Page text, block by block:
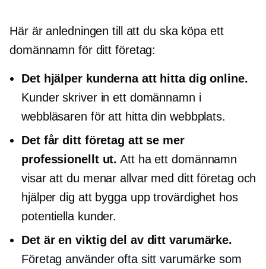
Här är anledningen till att du ska köpa ett
domännamn för ditt företag:
Det hjälper kunderna att hitta dig online.
Kunder skriver in ett domännamn i
webbläsaren för att hitta din webbplats.
Det får ditt företag att se mer
professionellt ut. Att ha ett domännamn
visar att du menar allvar med ditt företag och
hjälper dig att bygga upp trovärdighet hos
potentiella kunder.
Det är en viktig del av ditt varumärke.
Företag använder ofta sitt varumärke som